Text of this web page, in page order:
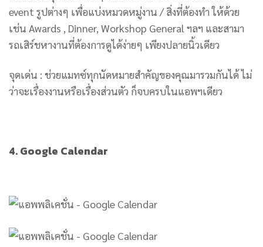
event รูปต่างๆ เพื่อแบ่งหมวดหมู่งาน / สิ่งที่ต้องทำ ให้ด้วย
เช่น Awards , Dinner, Workshop General ฯลฯ และสามา
รถเสิร์ชหางานที่ต้องการดูได้ง่ายๆ เพียงปลายนิ้วเดียว
จุดเด่น : ช่วยแมทซ์ทุกนัดหมายสำคัญของคุณมารวมกันได้ ไม่
ว่าจะเรื่องงานหรือเรื่องส่วนตัว ก็จบครบในแอพฯเดียว
4. Google Calendar